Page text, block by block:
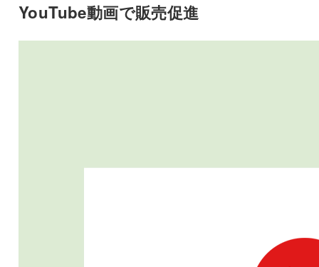
YouTube動画で販売促進